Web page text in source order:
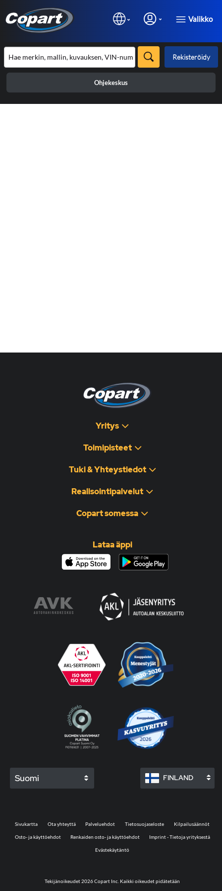
Valikko
Rekisteröidy
Ohjekeskus
Yritys
Toimipisteet
Tuki & Yhteystiedot
Realisointipalvelut
Copart somessa
Lataa äppi
Suomi FINLAND
Tekijänoikeudet 2026 Copart Inc. Kaikki oikeudet pidätetään
Sivukartta Ota yhteyttä Palveluehdot Tietosuojaseloste Kilpailusäännöt
Osto- ja käyttöehdot Renkaiden osto- ja käyttöehdot Imprint - Tietoja yrityksestä
Evästekäytäntö